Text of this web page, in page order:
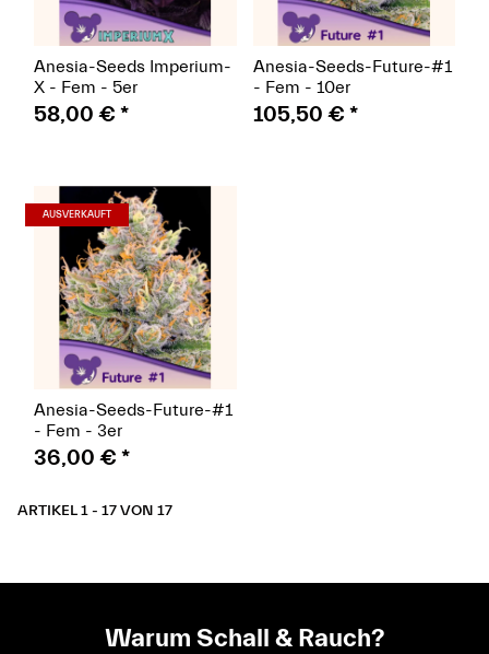
Anesia-Seeds Imperium-
X - Fem - 5er
58,00 € *
Anesia-Seeds-Future-#1
- Fem - 10er
105,50 € *
AUSVERKAUFT
Anesia-Seeds-Future-#1
- Fem - 3er
36,00 € *
ARTIKEL 1 - 17 VON 17
Warum Schall & Rauch?